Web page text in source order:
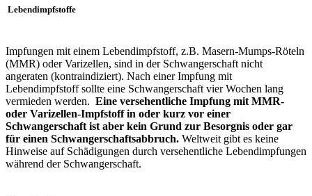
Lebendimpfstoffe
Impfungen mit einem Lebendimpfstoff, z.B. Masern-Mumps-Röteln
(MMR) oder Varizellen, sind in der Schwangerschaft nicht
angeraten (kontraindiziert). Nach einer Impfung mit
Lebendimpfstoff sollte eine Schwangerschaft vier Wochen lang
vermieden werden. Eine versehentliche Impfung mit MMR-
oder Varizellen-Impfstoff in oder kurz vor einer
Schwangerschaft ist aber kein Grund zur Besorgnis oder gar
für einen Schwangerschaftsabbruch. Weltweit gibt es keine
Hinweise auf Schädigungen durch versehentliche Lebendimpfungen
während der Schwangerschaft.